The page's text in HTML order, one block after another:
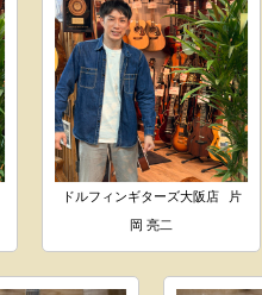
ドルフィンギターズ大阪店
片
岡 亮二